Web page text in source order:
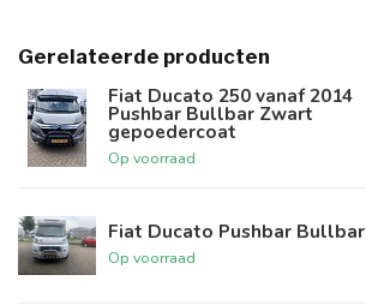
Gerelateerde producten
Fiat Ducato 250 vanaf 2014
Pushbar Bullbar Zwart
gepoedercoat
Op voorraad
Fiat Ducato Pushbar Bullbar
Op voorraad